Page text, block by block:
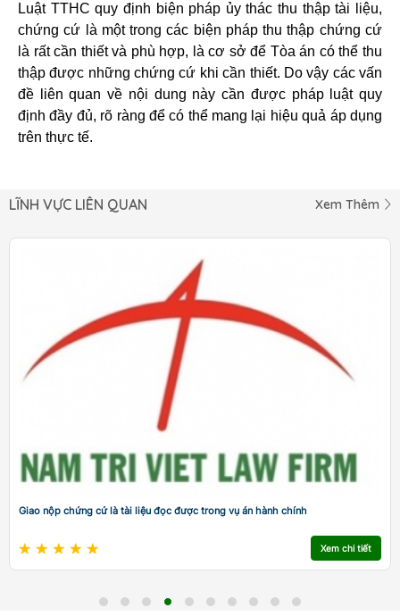
Luật TTHC quy định biện pháp ủy thác thu thập tài liệu,
chứng cứ là một trong các biện pháp thu thập chứng cứ
là rất cần thiết và phù hợp, là cơ sở để Tòa án có thể thu
thập được những chứng cứ khi cần thiết. Do vậy các vấn
đề liên quan về nội dung này cần được pháp luật quy
định đầy đủ, rõ ràng để có thể mang lại hiệu quả áp dụng
trên thực tế.
LĨNH VỰC LIÊN QUAN Xem Thêm
Giao nộp chứng cứ là tài liệu đọc được trong vụ án hành chính
Xem chi tiết